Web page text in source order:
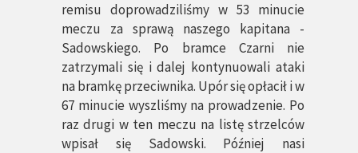
remisu doprowadziliśmy w 53 minucie
meczu za sprawą naszego kapitana -
Sadowskiego. Po bramce Czarni nie
zatrzymali się i dalej kontynuowali ataki
na bramkę przeciwnika. Upór się opłacił i w
67 minucie wyszliśmy na prowadzenie. Po
raz drugi w ten meczu na listę strzelców
wpisał się Sadowski. Później nasi